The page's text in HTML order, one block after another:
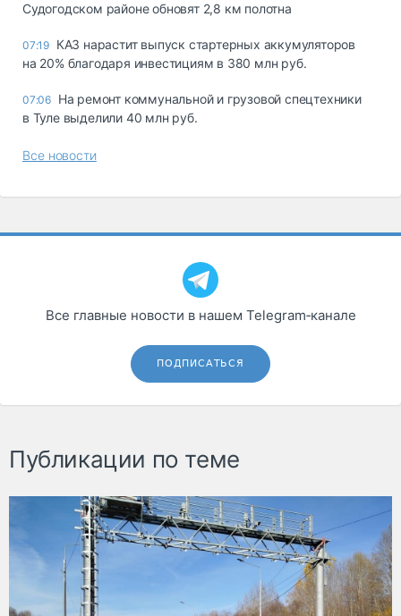
Судогодском районе обновят 2,8 км полотна
07:19 КАЗ нарастит выпуск стартерных аккумуляторов
на 20% благодаря инвестициям в 380 млн руб.
07:06 На ремонт коммунальной и грузовой спецтехники
в Туле выделили 40 млн руб.
Все новости
Все главные новости в нашем Telegram‑канале
ПОДПИСАТЬСЯ
Публикации по теме